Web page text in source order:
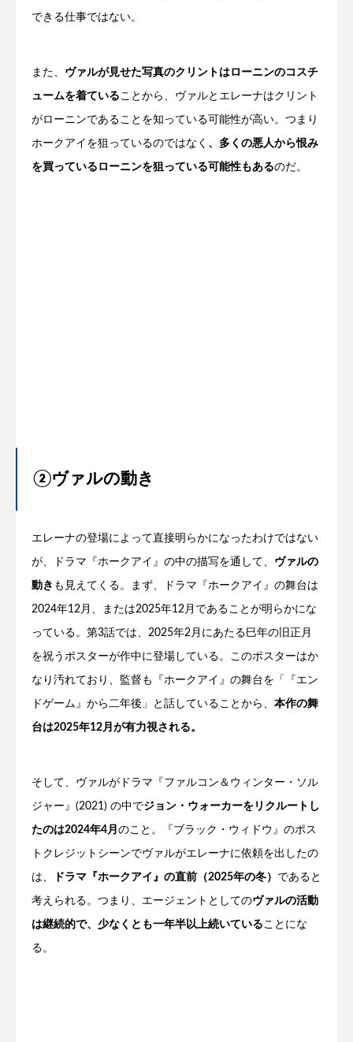
できる仕事ではない。
また、 ヴァルが見せた写真のクリントはローニンのコスチ
ュームを着ていることから、ヴァルとエレーナはクリント
がローニンであることを知っている可能性が高い。つまり
ホークアイを狙っているのではなく 、多くの悪人から恨み
を買っているローニンを狙っている可能性もあるのだ。
②ヴァルの動き
エレーナの登場によって直接明らかになったわけではない
が、ドラマ『ホークアイ』の中の描写を通して、 ヴァルの
動き も見えてくる。まず、ドラマ『ホークアイ』の舞台は
2024年12月、または2025年12月であることが明らかにな
っている。第3話では、2025年2月にあたる巳年の旧正月
を祝うポスターが作中に登場している。このポスターはか
なり汚れており、監督も『ホークアイ』の舞台を「『エン
ドゲーム』から二年後」と話していることから、 本作の舞
台は2025年12月が有力視される。
そして、ヴァルがドラマ『ファルコン＆ウィンター・ソル
ジャー』(2021) の中でジョン・ウォーカーをリクルートし
たのは2024年4月 のこと。『ブラック・ウィドウ』のポス
トクレジットシーンでヴァルがエレーナに依頼を出したの
は、 ドラマ『ホークアイ』の直前（2025年の冬） であると
考えられる。つまり、エージェントとしてのヴァルの活動
は継続的で、少なくとも一年半以上続いていることにな
る。